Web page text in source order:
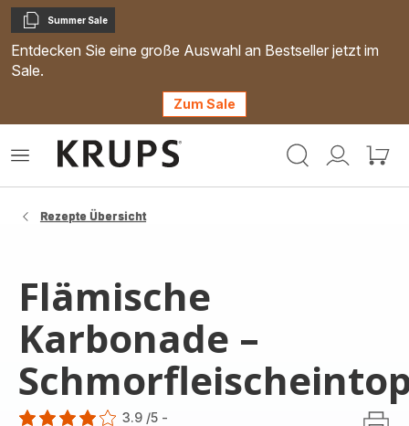
Kopieren
Summer Sale
Entdecken Sie eine große Auswahl an Bestseller jetzt im
Sale.
Zum Sale
Mein
Mein
Das
Rezepte Übersicht
Flämische
Karbonade –
3.9 /5 -